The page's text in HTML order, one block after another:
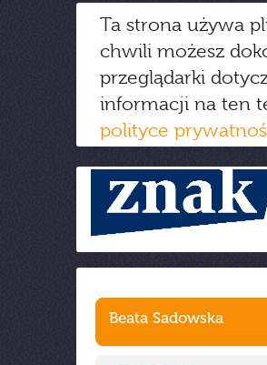
Ta strona używa
chwili możesz
przeglądarki
informacji na ten
polityce
Beata Sadowska